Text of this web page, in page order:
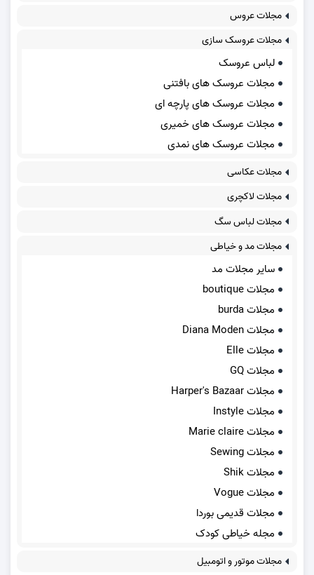
مجلات عروس
مجلات عروسک سازی
لباس عروسک
مجلات عروسک های بافتنی
مجلات عروسک های پارچه ای
مجلات عروسک های خمیری
مجلات عروسک های نمدی
مجلات عکاسی
مجلات لاکچری
مجلات لباس سگ
مجلات مد و خیاطی
سایر مجلات مد
مجلات boutique
مجلات burda
مجلات Diana Moden
مجلات Elle
مجلات GQ
مجلات Harper's Bazaar
مجلات Instyle
مجلات Marie claire
مجلات Sewing
مجلات Shik
مجلات Vogue
مجلات قدیمی بوردا
مجله خیاطی کودک
مجلات موتور و اتومبیل